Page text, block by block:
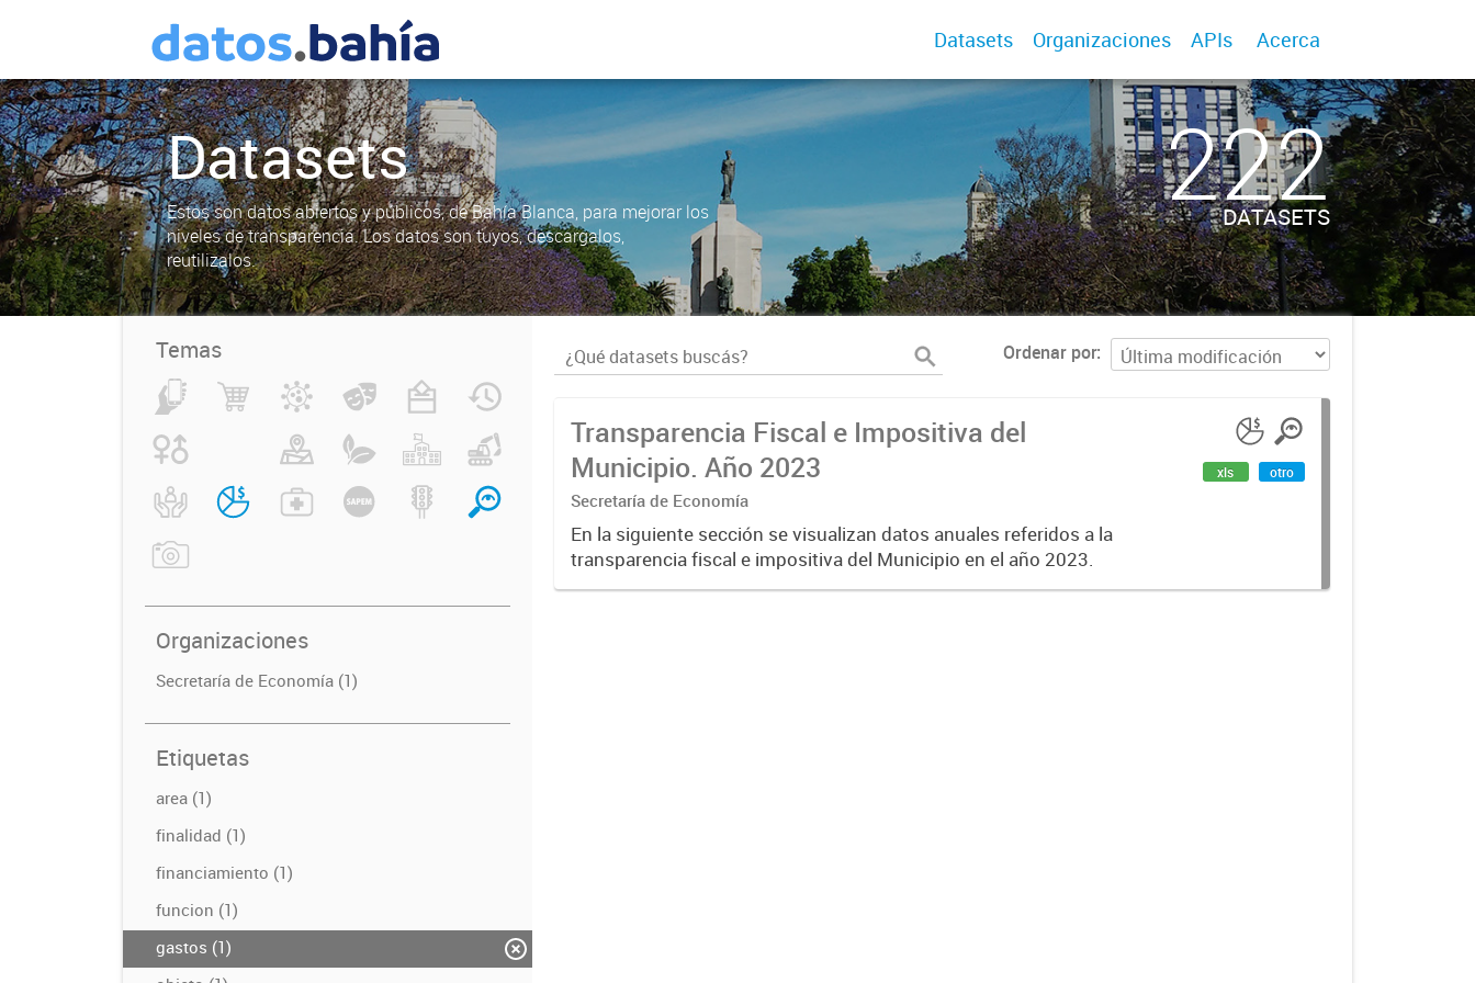
Datasets Organizaciones APIs Acerca
Datasets
Estos son datos abiertos y públicos, de Bahía Blanca, para mejorar los
niveles de transparencia. Los datos son tuyos, descargalos,
reutilizalos.
222
DATASETS
Temas
Organizaciones
Secretaría de Economía (1)
Etiquetas
area (1)
finalidad (1)
financiamiento (1)
funcion (1)
gastos (1)
Ordenar por
Transparencia Fiscal e Impositiva del
Municipio. Año 2023
Secretaría de Economía
En la siguiente sección se visualizan datos anuales referidos a la
transparencia fiscal e impositiva del Municipio en el año 2023.
xls otro